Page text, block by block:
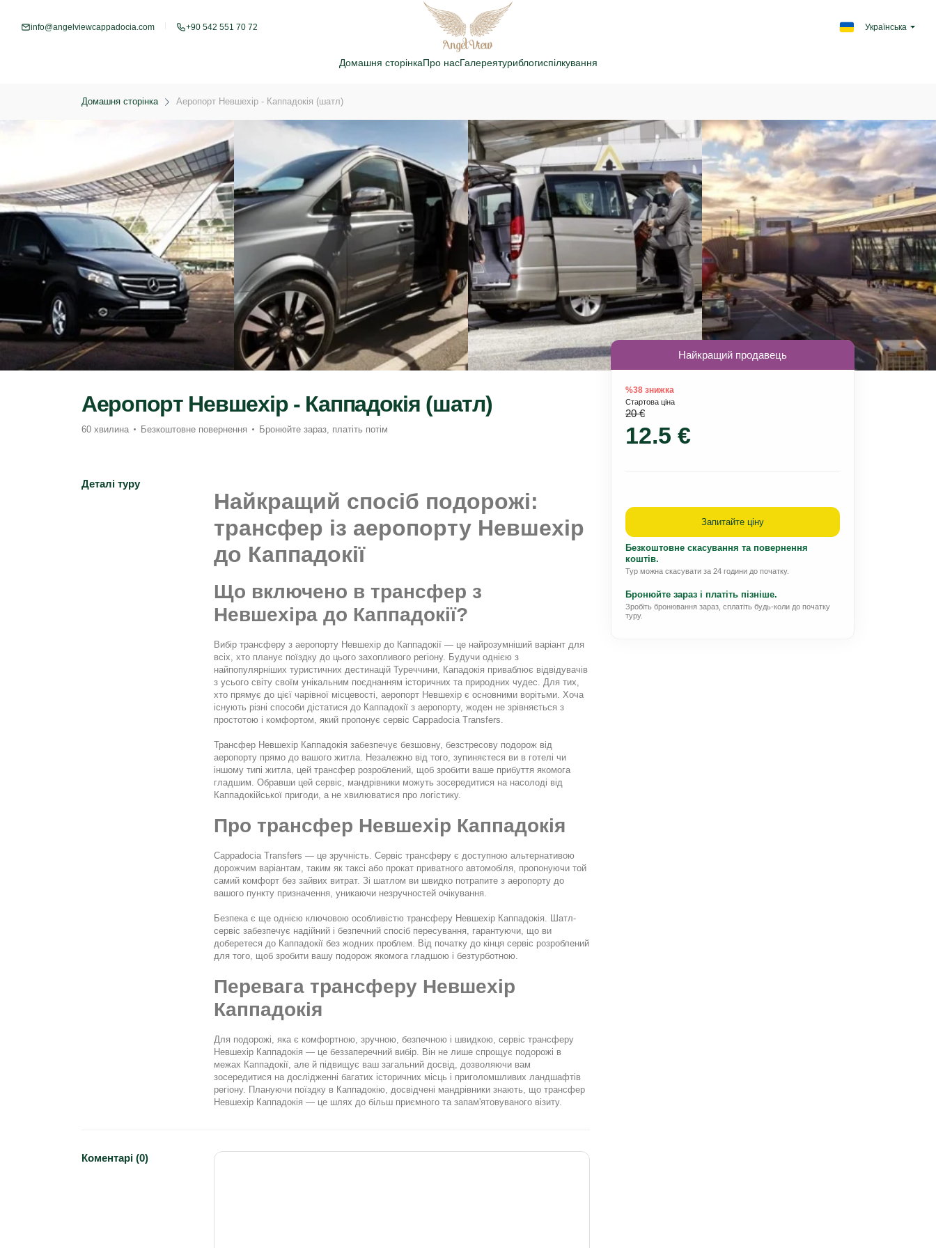
info@angelviewcappadocia.com +90 542 551 70 72 Українська
Домашня сторінкаПро насГалереятуриблогиспілкування
Домашня сторінка Аеропорт Невшехір - Каппадокія (шатл)
Аеропорт Невшехір - Каппадокія (шатл)
60 хвилина Безкоштовне повернення Бронюйте зараз, платіть потім
Деталі туру
Найкращий спосіб подорожі:
трансфер із аеропорту Невшехір
до Каппадокії
Що включено в трансфер з
Невшехіра до Каппадокії?
Вибір трансферу з аеропорту Невшехір до Каппадокії — це найрозумніший варіант для
всіх, хто планує поїздку до цього захопливого регіону. Будучи однією з
найпопулярніших туристичних дестинацій Туреччини, Кападокія приваблює відвідувачів
з усього світу своїм унікальним поєднанням історичних та природних чудес. Для тих,
хто прямує до цієї чарівної місцевості, аеропорт Невшехір є основними ворітьми. Хоча
існують різні способи дістатися до Каппадокії з аеропорту, жоден не зрівняється з
простотою і комфортом, який пропонує сервіс Cappadocia Transfers.
Трансфер Невшехір Каппадокія забезпечує безшовну, безстресову подорож від
аеропорту прямо до вашого житла. Незалежно від того, зупиняєтеся ви в готелі чи
іншому типі житла, цей трансфер розроблений, щоб зробити ваше прибуття якомога
гладшим. Обравши цей сервіс, мандрівники можуть зосередитися на насолоді від
Каппадокійської пригоди, а не хвилюватися про логістику.
Про трансфер Невшехір Каппадокія
Cappadocia Transfers — це зручність. Сервіс трансферу є доступною альтернативою
дорожчим варіантам, таким як таксі або прокат приватного автомобіля, пропонуючи той
самий комфорт без зайвих витрат. Зі шатлом ви швидко потрапите з аеропорту до
вашого пункту призначення, уникаючи незручностей очікування.
Безпека є ще однією ключовою особливістю трансферу Невшехір Каппадокія. Шатл-
сервіс забезпечує надійний і безпечний спосіб пересування, гарантуючи, що ви
доберетеся до Каппадокії без жодних проблем. Від початку до кінця сервіс розроблений
для того, щоб зробити вашу подорож якомога гладшою і безтурботною.
Перевага трансферу Невшехір
Каппадокія
Для подорожі, яка є комфортною, зручною, безпечною і швидкою, сервіс трансферу
Невшехір Каппадокія — це беззаперечний вибір. Він не лише спрощує подорожі в
межах Каппадокії, але й підвищує ваш загальний досвід, дозволяючи вам
зосередитися на дослідженні багатих історичних місць і приголомшливих ландшафтів
регіону. Плануючи поїздку в Каппадокію, досвідчені мандрівники знають, що трансфер
Невшехір Каппадокія — це шлях до більш приємного та запам'ятовуваного візиту.
Коментарі (0)
Найкращий продавець
%38 знижка
Стартова ціна
20 €
12.5 €
Запитайте ціну
Безкоштовне скасування та повернення
коштів.
Тур можна скасувати за 24 години до початку.
Бронюйте зараз і платіть пізніше.
Зробіть бронювання зараз, сплатіть будь-коли до початку
туру.